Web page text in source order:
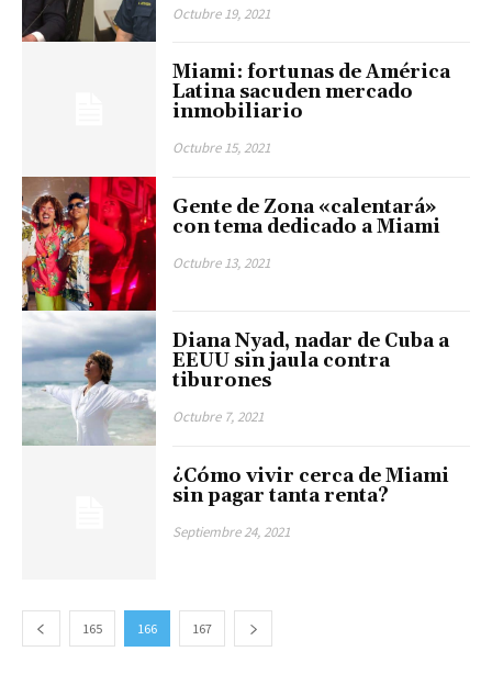
Octubre 19, 2021
Miami: fortunas de América
Latina sacuden mercado
inmobiliario
Octubre 15, 2021
Gente de Zona «calentará»
con tema dedicado a Miami
Octubre 13, 2021
Diana Nyad, nadar de Cuba a
EEUU sin jaula contra
tiburones
Octubre 7, 2021
¿Cómo vivir cerca de Miami
sin pagar tanta renta?
Septiembre 24, 2021
165 166 167